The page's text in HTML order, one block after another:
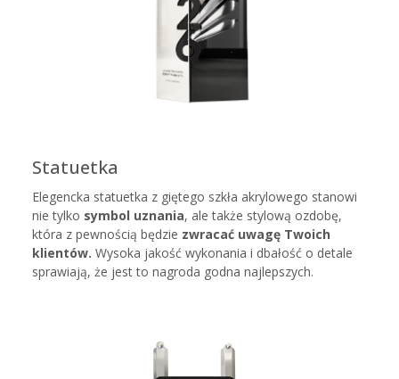
Statuetka
Elegencka statuetka z giętego szkła akrylowego stanowi
nie tylko symbol uznania, ale także stylową ozdobę,
która z pewnością będzie zwracać uwagę Twoich
klientów. Wysoka jakość wykonania i dbałość o detale
sprawiają, że jest to nagroda godna najlepszych.